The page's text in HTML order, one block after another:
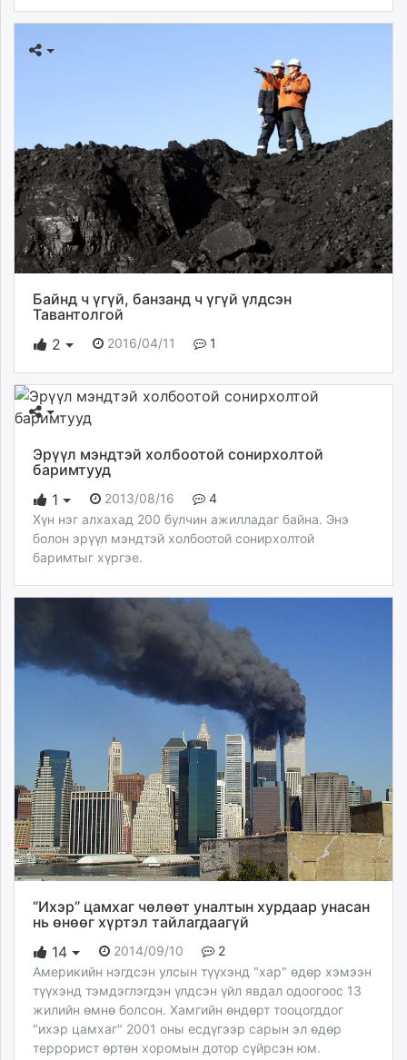
mminfo.mn
urlag.mn
shuurhai.mn
unuudur.mn
isee.mn
mglradio.com
fact.mn
itoim.mn
shuum.mn
tvmongolia.mn
mass.mn
unegui.mn
assa.mn
toim.mn
tac.mn
paparazzi.mn
unread.today
Байнд ч үгүй, банзанд ч үгүй үлдсэн
Тавантолгой
2
2016/04/11 1
Эрүүл мэндтэй холбоотой сонирхолтой
баримтууд
1
2013/08/16
4
Хүн нэг алхахад 200 булчин ажилладаг байна. Энэ
болон эрүүл мэндтэй холбоотой сонирхолтой
баримтыг хүргэе.
“Ихэр” цамхаг чөлөөт уналтын хурдаар унасан
нь өнөөг хүртэл тайлагдаагүй
14
2014/09/10
2
Америкийн нэгдсэн улсын түүхэнд "хар" өдөр хэмээн
түүхэнд тэмдэглэгдэн үлдсэн үйл явдал одоогоос 13
жилийн өмнө болсон. Хамгийн өндөрт тооцогддог
"ихэр цамхаг" 2001 оны есдүгээр сарын эл өдөр
террорист өртөн хоромын дотор сүйрсэн юм.